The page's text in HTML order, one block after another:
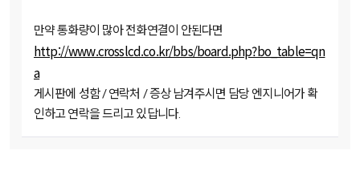
만약 통화량이 많아 전화연결이 안된다면
http://www.crosslcd.co.kr/bbs/board.php?bo_table=qn
a
게시판에 성함 / 연락처 / 증상 남겨주시면 담당 엔지니어가 확
인하고 연락을 드리고 있답니다.